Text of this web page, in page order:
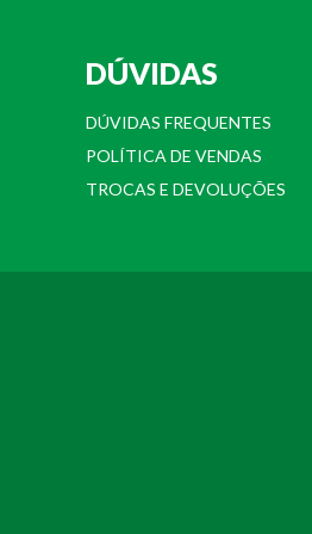
DÚVIDAS
DÚVIDAS FREQUENTES
POLÍTICA DE VENDAS
TROCAS E DEVOLUÇÕES